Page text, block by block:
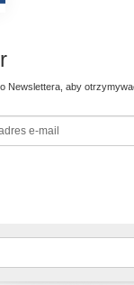
Newslettera, aby